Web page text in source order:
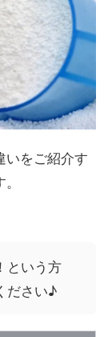
いをご紹介す
という方
ださい♪